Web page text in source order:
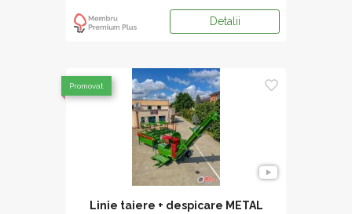
Detalii
Linie taiere + despicare METAL
Promovat